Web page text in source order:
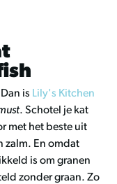
is Lily's Kitchen
. Schotel je kat
met het beste uit
zalm. En omdat
is om granen
zonder graan. Zo